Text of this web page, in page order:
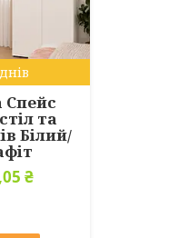
Спейс
та
Білий/
₴